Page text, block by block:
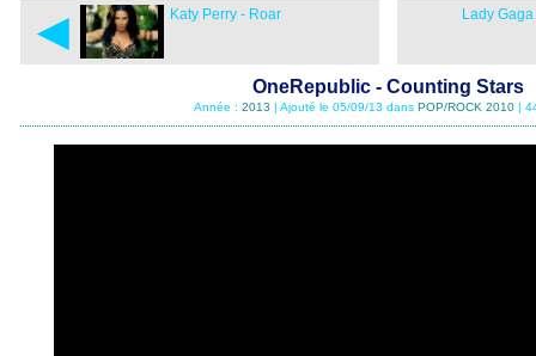
◄ Katy Perry - Roar Lady
OneRepublic - Counting Stars
Année : 2013 | Ajouté le 05/09/13 dans POP/ROCK 2010|